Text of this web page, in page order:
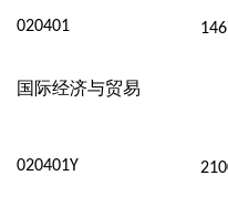
020401
国际经济与贸易
020401Y